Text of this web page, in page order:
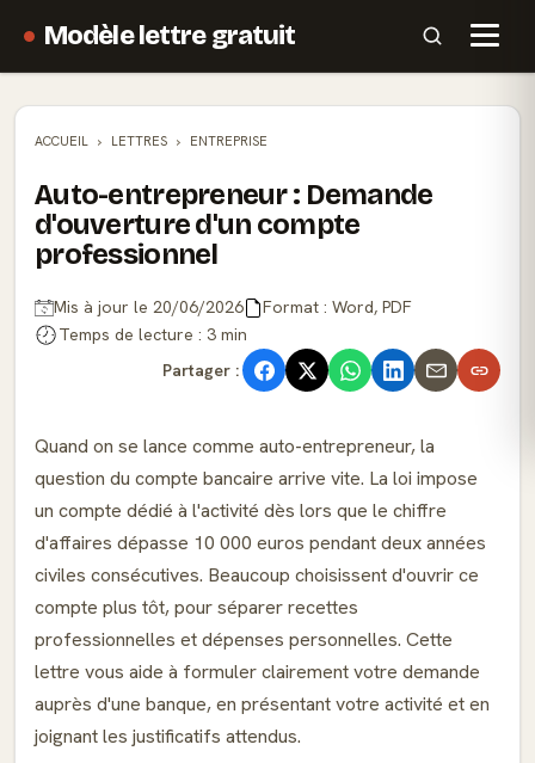
Modèle lettre gratuit
ACCUEIL LETTRES ENTREPRISE
Auto-entrepreneur : Demande
d'ouverture d'un compte
professionnel
Mis à jour le 20/06/2026
Format : Word, PDF
Temps de lecture : 3 min
Partager :
Quand on se lance comme auto-entrepreneur, la
question du compte bancaire arrive vite. La loi impose
un compte dédié à l'activité dès lors que le chiffre
d'affaires dépasse 10 000 euros pendant deux années
civiles consécutives. Beaucoup choisissent d'ouvrir ce
compte plus tôt, pour séparer recettes
professionnelles et dépenses personnelles. Cette
lettre vous aide à formuler clairement votre demande
auprès d'une banque, en présentant votre activité et en
joignant les justificatifs attendus.